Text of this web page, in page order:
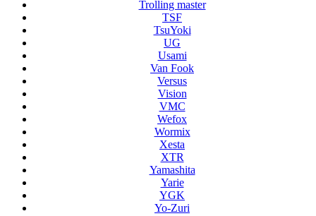
Trolling master
TSF
TsuYoki
UG
Usami
Van Fook
Versus
Vision
VMC
Wefox
Wormix
Xesta
XTR
Yamashita
Yarie
YGK
Yo-Zuri